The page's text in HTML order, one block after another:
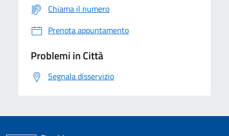
Chiama il numero
Prenota appuntamento
Problemi in Città
Segnala disservizio